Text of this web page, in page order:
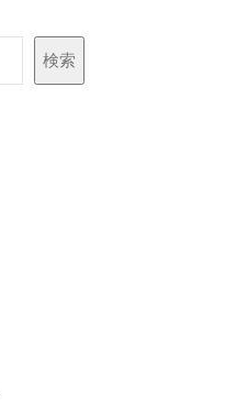
検索